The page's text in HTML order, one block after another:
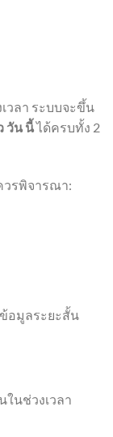
วลา ระบบจะขึ้น
วัน นี้ได้ครบทั้ง 2
วรพิจารณา:
อมูลระยะสั้น
นช่วงเวลา